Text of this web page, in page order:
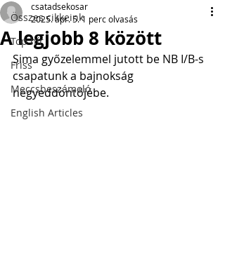
Összes cikkeink
Top hír
Friss
Meccsbeszámoló
English Articles
A legjobb 8 között
csatadsekosar
2025. ápr. 5.1 perc olvasás
Sima győzelemmel jutott be NB I/B-s
csapatunk a bajnokság
negyeddöntőjébe.